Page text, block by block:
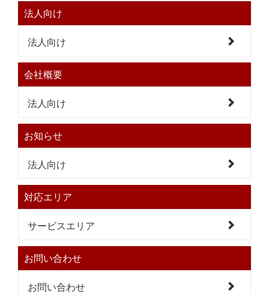
法人向け
法人向け
会社概要
法人向け
お知らせ
法人向け
対応エリア
サービスエリア
お問い合わせ
お問い合わせ